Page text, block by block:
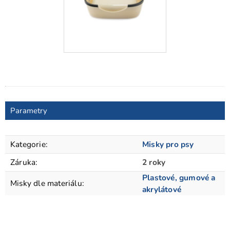
Parametry
Kategorie:
Misky pro psy
Záruka:
2 roky
Misky dle materiálu:
Plastové, gumové a
akrylátové